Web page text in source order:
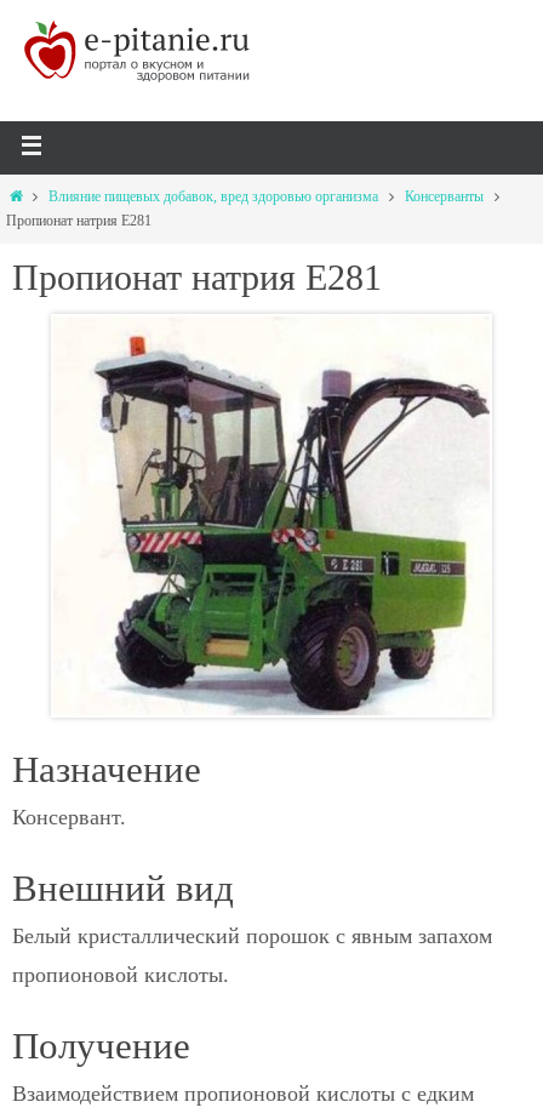
Влияние пищевых добавок, вред здоровью организма
Консерванты
Пропионат натрия Е281
Пропионат натрия Е281
Назначение
Консервант.
Внешний вид
Белый кристаллический порошок с явным запахом
пропионовой кислоты.
Получение
Взаимодействием пропионовой кислоты с едким